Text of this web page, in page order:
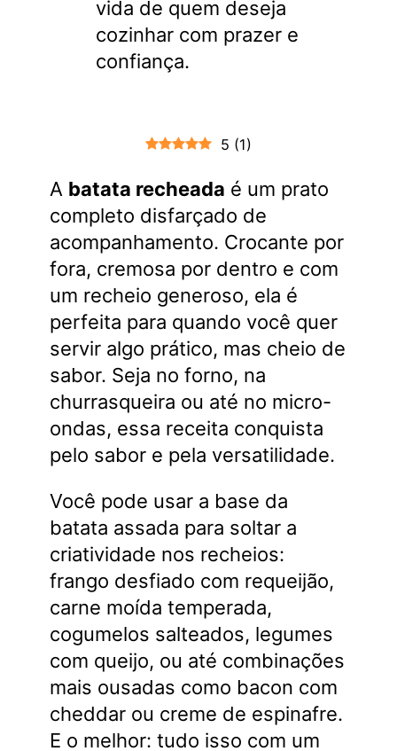
vida de quem deseja
cozinhar com prazer e
confiança.
5 (1)
A batata recheada é um prato
completo disfarçado de
acompanhamento. Crocante por
fora, cremosa por dentro e com
um recheio generoso, ela é
perfeita para quando você quer
servir algo prático, mas cheio de
sabor. Seja no forno, na
churrasqueira ou até no micro-
ondas, essa receita conquista
pelo sabor e pela versatilidade.
Você pode usar a base da
batata assada para soltar a
criatividade nos recheios:
frango desfiado com requeijão,
carne moída temperada,
cogumelos salteados, legumes
com queijo, ou até combinações
mais ousadas como bacon com
cheddar ou creme de espinafre.
E o melhor: tudo isso com um